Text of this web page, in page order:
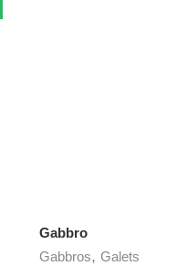
Gabbro
Gabbros, Galets